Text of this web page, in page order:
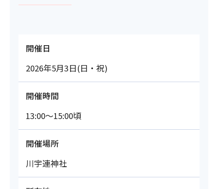
開催日
2026年5月3日(日・祝)
開催時間
13:00～15:00頃
開催場所
川宇連神社